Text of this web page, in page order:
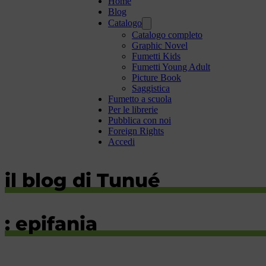
Blog
Catalogo
Catalogo completo
Graphic Novel
Fumetti Kids
Fumetti Young Adult
Picture Book
Saggistica
Fumetto a scuola
Per le librerie
Pubblica con noi
Foreign Rights
Accedi
il blog di Tunué
: epifania